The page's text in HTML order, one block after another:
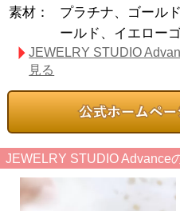
素材：
プラチナ、ゴール
ールド、イエロー
JEWELRY STUDIO
見る
JEWELRY STUDIO Advance